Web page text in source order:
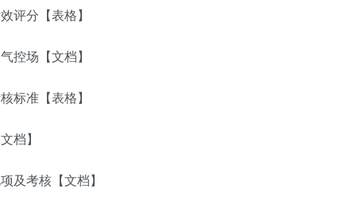
评分【表格】
控场【文档】
标准【表格】
档】
及考核【文档】